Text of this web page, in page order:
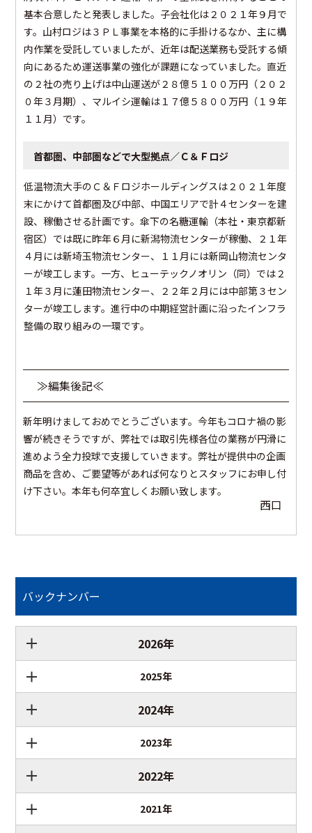
基本合意したと発表しました。子会社化は２０２１年９月で
す。山村ロジは３ＰＬ事業を本格的に手掛けるなか、主に構
内作業を受託していましたが、近年は配送業務も受託する傾
向にあるため運送事業の強化が課題になっていました。直近
の２社の売り上げは中山運送が２８億５１００万円（２０２
０年３月期）、マルイシ運輸は１７億５８００万円（１９年
１１月）です。
首都圏、中部圏などで大型拠点／Ｃ＆Ｆロジ
低温物流大手のＣ＆Ｆロジホールディングスは２０２１年度
末にかけて首都圏及び中部、中国エリアで計４センターを建
設、稼働させる計画です。傘下の名糖運輸（本社・東京都新
宿区）では既に昨年６月に新潟物流センターが稼働、２１年
４月には新埼玉物流センター、１１月には新岡山物流センタ
ーが竣工します。一方、ヒューテックノオリン（同）では２
１年３月に蓮田物流センター、２２年２月には中部第３セン
ターが竣工します。進行中の中期経営計画に沿ったインフラ
整備の取り組みの一環です。
≫編集後記≪
新年明けましておめでとうございます。今年もコロナ禍の影
響が続きそうですが、弊社では取引先様各位の業務が円滑に
進めよう全力投球で支援していきます。弊社が提供中の企画
商品を含め、ご要望等があれば何なりとスタッフにお申し付
け下さい。本年も何卒宜しくお願い致します。
西口
バックナンバー
2026年
2025年
2024年
2023年
2022年
2021年